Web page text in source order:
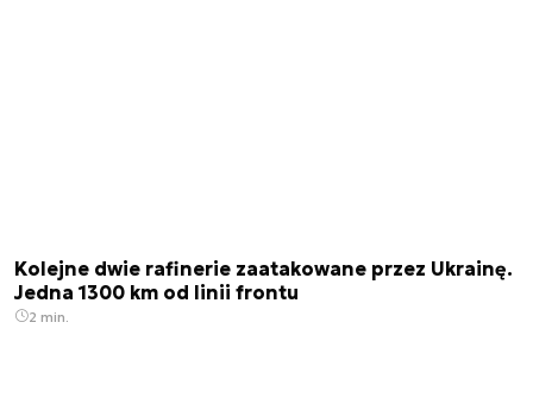
Kolejne dwie rafinerie zaatakowane przez Ukrainę.
Jedna 1300 km od linii frontu
2 min.